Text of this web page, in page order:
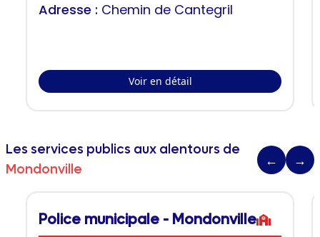
Adresse : Chemin de Cantegril
Voir en détail
Les services publics aux alentours de
Mondonville
← →
Police municipale - Mondonville